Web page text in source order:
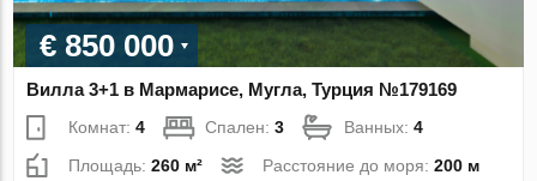
€ 850 000
Вилла 3+1 в Мармарисе, Мугла, Турция №179169
Комнат:4 Спален:3 Ванных:4
Площадь:260 м² Расстояние до моря:200 м